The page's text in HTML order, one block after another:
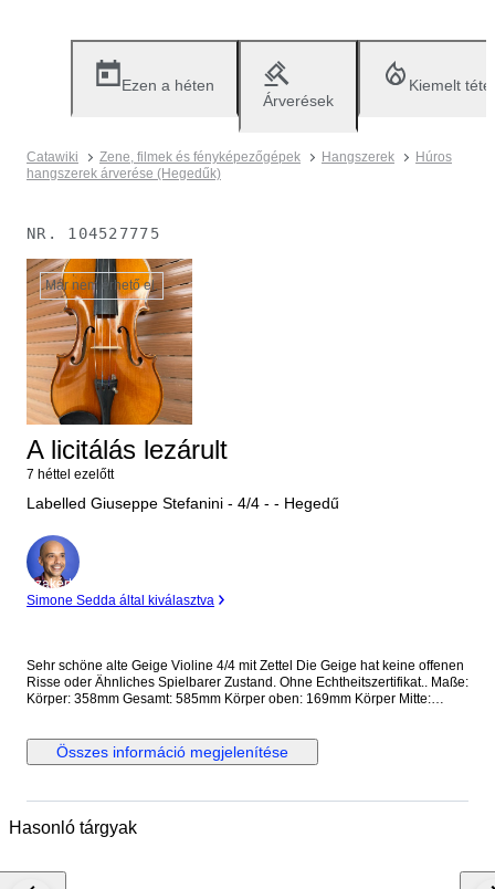
Ezen a héten
Árverések
Kiemelt
Catawiki Zene, filmek és fényképezőgépek Hangszerek
Húros
hangszerek árverése (Hegedűk)
NR. 104527775
Már nem érhető el.
A licitálás lezárult
7 héttel ezelőtt
Labelled Giuseppe Stefanini - 4/4 - - Hegedű
Szakértő
Simone Sedda által kiválasztva
Sehr schöne alte Geige Violine 4/4 mit Zettel Die Geige hat keine offenen
Risse oder Ähnliches Spielbarer Zustand. Ohne Echtheitszertifikat.. Maße:
Körper: 358mm Gesamt: 585mm Körper oben: 169mm Körper Mitte:
weisen daher einen höheren Grad an dokumentierter Sicherheit
hinsichtlich Hersteller, Herkunft und Alter auf als Instrumente, die nur als
die wir keinerlei Garantie übernehmen.
Összes információ megjelenítése
Hasonló tárgyak